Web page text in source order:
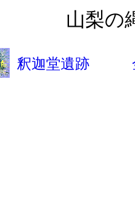
山梨の
釈迦堂遺跡